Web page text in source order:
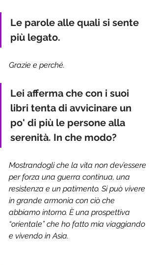
Le parole alle quali si sente
più legato.
Grazie e perché.
Lei afferma che con i suoi
libri tenta di avvicinare un
po' di più le persone alla
serenità. In che modo?
Mostrandogli che la vita non dev’essere
per forza una guerra continua, una
resistenza e un patimento. Si può vivere
in grande armonia con ciò che
abbiamo intorno. È una prospettiva
“orientale” che ho fatto mia viaggiando
e vivendo in Asia.